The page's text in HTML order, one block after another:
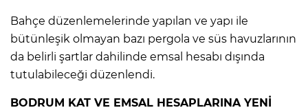
Bahçe düzenlemelerinde yapılan ve yapı ile
bütünleşik olmayan bazı pergola ve süs havuzlarının
da belirli şartlar dahilinde emsal hesabı dışında
tutulabileceği düzenlendi.
BODRUM KAT VE EMSAL HESAPLARINA YENİ